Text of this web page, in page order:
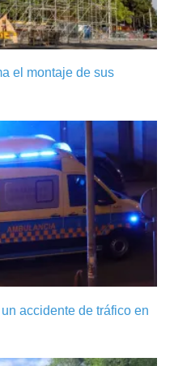
el montaje de sus
accidente de tráfico en